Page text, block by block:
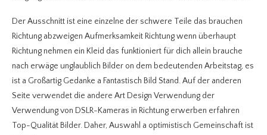
Der Ausschnitt ist eine einzelne der schwere Teile das brauchen
Richtung abzweigen Aufmerksamkeit Richtung wenn überhaupt
Richtung nehmen ein Kleid das funktioniert für dich allein brauche
nach erwäge unglaublich Bilder on dem bedeutenden Arbeitstag, es
ist a Großartig Gedanke a Fantastisch Bild Stand. Auf der anderen
Seite verwendet die andere Art Design Verwendung der
Verwendung von DSLR-Kameras in Richtung erwerben erfahren
Top-Qualität Bilder. Daher, Auswahl a optimistisch Gemeinschaft ist